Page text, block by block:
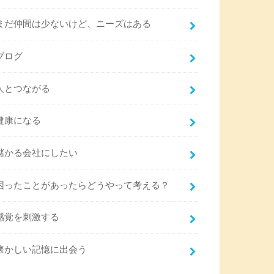
だ仲間は少ないけど、ニーズはある
ログ
とつながる
康になる
かる会社にしたい
ったことがあったらどうやって考える？
覚を刺激する
かしい記憶に出会う